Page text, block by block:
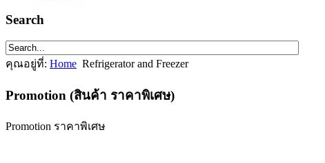
Search
คุณอยู่ที่: Home Refrigerator and Freezer
Promotion (สินค้า ราคาพิเศษ)
Promotion ราคาพิเศษ